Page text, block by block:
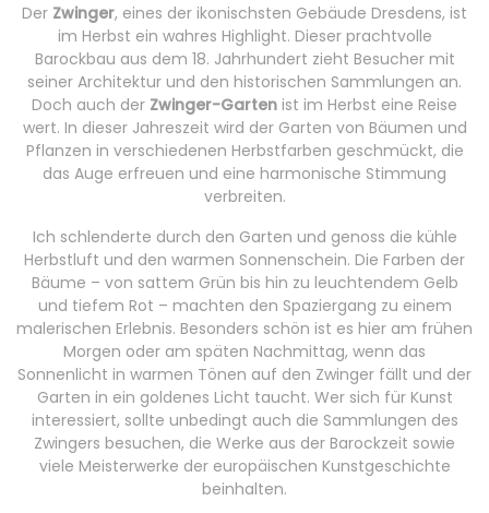
Der Zwinger, eines der ikonischsten Gebäude Dresdens, ist
im Herbst ein wahres Highlight. Dieser prachtvolle
Barockbau aus dem 18. Jahrhundert zieht Besucher mit
seiner Architektur und den historischen Sammlungen an.
Doch auch der Zwinger-Garten ist im Herbst eine Reise
wert. In dieser Jahreszeit wird der Garten von Bäumen und
Pflanzen in verschiedenen Herbstfarben geschmückt, die
das Auge erfreuen und eine harmonische Stimmung
verbreiten.
Ich schlenderte durch den Garten und genoss die kühle
Herbstluft und den warmen Sonnenschein. Die Farben der
Bäume – von sattem Grün bis hin zu leuchtendem Gelb
und tiefem Rot – machten den Spaziergang zu einem
malerischen Erlebnis. Besonders schön ist es hier am frühen
Morgen oder am späten Nachmittag, wenn das
Sonnenlicht in warmen Tönen auf den Zwinger fällt und der
Garten in ein goldenes Licht taucht. Wer sich für Kunst
interessiert, sollte unbedingt auch die Sammlungen des
Zwingers besuchen, die Werke aus der Barockzeit sowie
viele Meisterwerke der europäischen Kunstgeschichte
beinhalten.